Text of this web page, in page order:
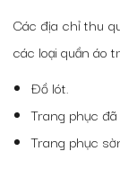
Cácđịa chỉ thu
các loại quần áo
Đồ lót.
Trang phục
Trang phục